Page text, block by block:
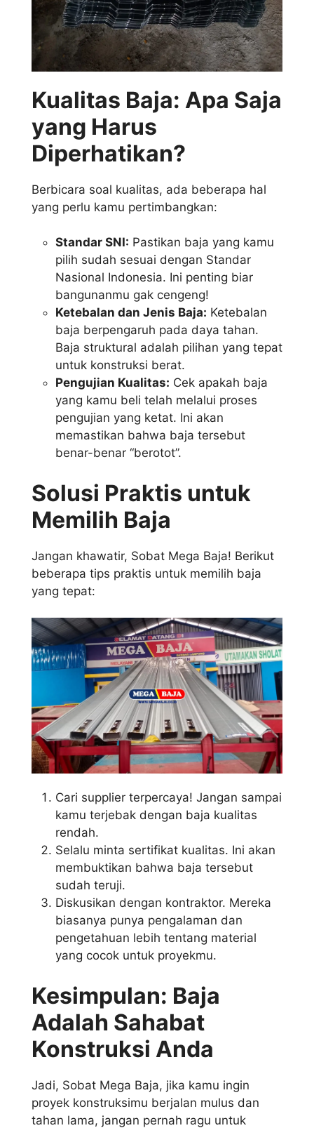
Kualitas Baja: Apa Saja
yang Harus
Diperhatikan?
Berbicara soal kualitas, ada beberapa hal
yang perlu kamu pertimbangkan:
Standar SNI: Pastikan baja yang kamu
pilih sudah sesuai dengan Standar
Nasional Indonesia. Ini penting biar
bangunanmu gak cengeng!
Ketebalan dan Jenis Baja: Ketebalan
baja berpengaruh pada daya tahan.
Baja struktural adalah pilihan yang tepat
untuk konstruksi berat.
Pengujian Kualitas: Cek apakah baja
yang kamu beli telah melalui proses
pengujian yang ketat. Ini akan
memastikan bahwa baja tersebut
benar-benar “berotot”.
Solusi Praktis untuk
Memilih Baja
Jangan khawatir, Sobat Mega Baja! Berikut
beberapa tips praktis untuk memilih baja
yang tepat:
Cari supplier terpercaya! Jangan sampai
kamu terjebak dengan baja kualitas
rendah.
Selalu minta sertifikat kualitas. Ini akan
membuktikan bahwa baja tersebut
sudah teruji.
Diskusikan dengan kontraktor. Mereka
biasanya punya pengalaman dan
pengetahuan lebih tentang material
yang cocok untuk proyekmu.
Kesimpulan: Baja
Adalah Sahabat
Konstruksi Anda
Jadi, Sobat Mega Baja, jika kamu ingin
proyek konstruksimu berjalan mulus dan
tahan lama, jangan pernah ragu untuk